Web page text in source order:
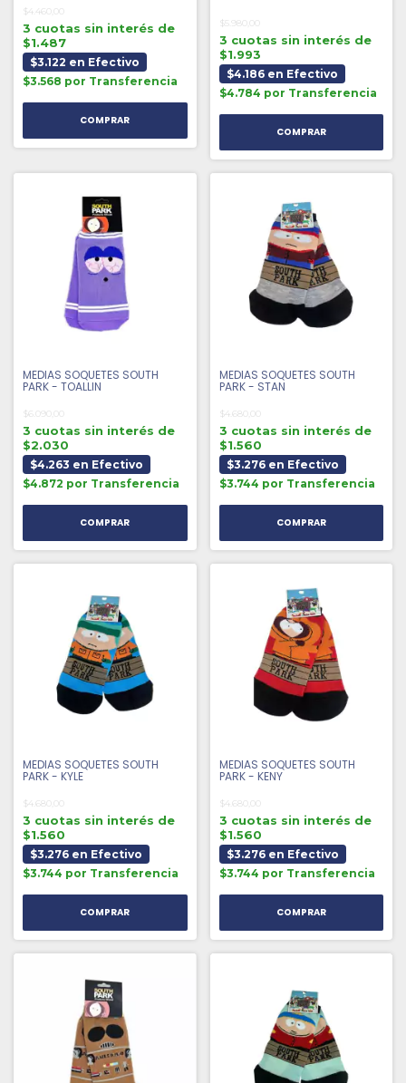
$4.460,00
3 cuotas sin interés de
$1.487
$3.122 en Efectivo
$3.568 por Transferencia
$5.980,00
3 cuotas sin interés de
$1.993
$4.186 en Efectivo
$4.784 por Transferencia
MEDIAS SOQUETES SOUTH
PARK - TOALLIN
$6.090,00
3 cuotas sin interés de
$2.030
$4.263 en Efectivo
$4.872 por Transferencia
MEDIAS SOQUETES SOUTH
PARK - STAN
$4.680,00
3 cuotas sin interés de
$1.560
$3.276 en Efectivo
$3.744 por Transferencia
MEDIAS SOQUETES SOUTH
PARK - KYLE
$4.680,00
3 cuotas sin interés de
$1.560
$3.276 en Efectivo
$3.744 por Transferencia
MEDIAS SOQUETES SOUTH
PARK - KENY
$4.680,00
3 cuotas sin interés de
$1.560
$3.276 en Efectivo
$3.744 por Transferencia